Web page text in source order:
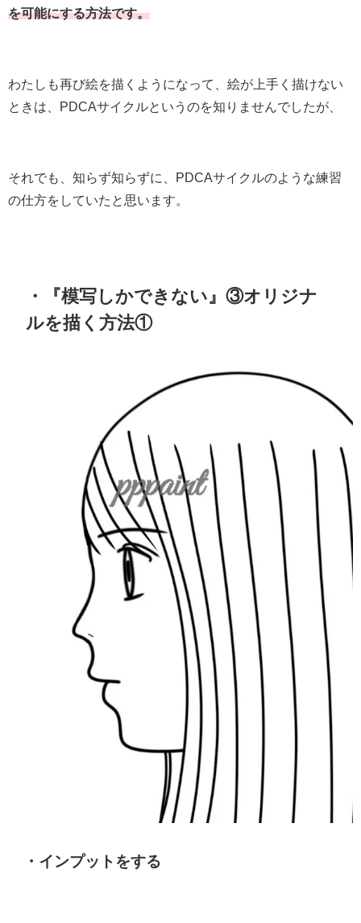
を可能にする方法です。
わたしも再び絵を描くようになって、絵が上手く描けない
ときは、PDCAサイクルというのを知りませんでしたが、
それでも、知らず知らずに、PDCAサイクルのような練習
の仕方をしていたと思います。
・『模写しかできない』③オリジナ
ルを描く方法①
・インプットをする